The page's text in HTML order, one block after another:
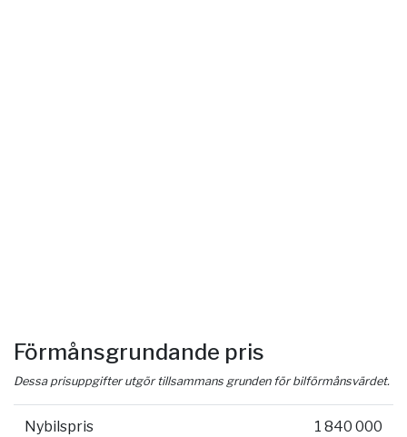
Förmånsgrundande pris
Dessa prisuppgifter utgör tillsammans grunden för bilförmånsvärdet.
Nybilspris 1 840 000